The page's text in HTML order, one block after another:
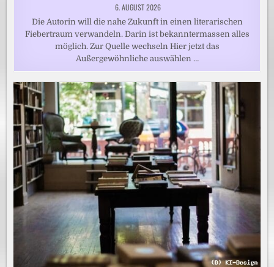
6. AUGUST 2026
Die Autorin will die nahe Zukunft in einen literarischen
Fiebertraum verwandeln. Darin ist bekanntermassen alles
möglich. Zur Quelle wechseln Hier jetzt das
Außergewöhnliche auswählen …